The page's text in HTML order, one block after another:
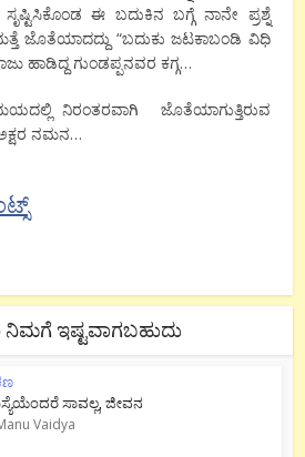
ಈ ಬದುಕಿನ ಬಗ್ಗೆ ನಾನೇ ಪ್ರಶ್ನೆ
ಜೊತೆಯಾದದ್ದು “ಬದುಕು ಜಟಕಾಬಂಡಿ ವಿಧಿ
ಹಾಡಿದ್ದ ಗುಂಡಪ್ಪನವರ ಕಗ್ಗ…
ನಿರಂತರವಾಗಿ ಜೊತೆಯಾಗುತ್ತಿರುವ
ನಮನ…
ನಿಮಗೆ ಇಷ್ಟವಾಗಬಹುದು
ಸಾವಲ್ಲ, ಜೀವನ
Vaidya